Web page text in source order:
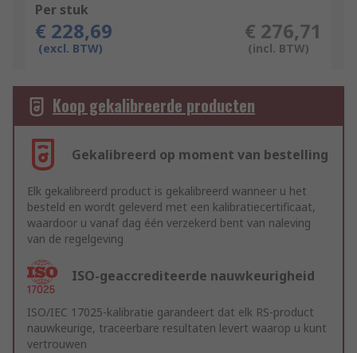
Per stuk
€ 228,69
(excl. BTW)
€ 276,71
(incl. BTW)
Koop gekalibreerde producten
Gekalibreerd op moment van bestelling
Elk gekalibreerd product is gekalibreerd wanneer u het
besteld en wordt geleverd met een kalibratiecertificaat,
waardoor u vanaf dag één verzekerd bent van naleving
van de regelgeving
ISO-geaccrediteerde nauwkeurigheid
ISO/IEC 17025-kalibratie garandeert dat elk RS-product
nauwkeurige, traceerbare resultaten levert waarop u kunt
vertrouwen